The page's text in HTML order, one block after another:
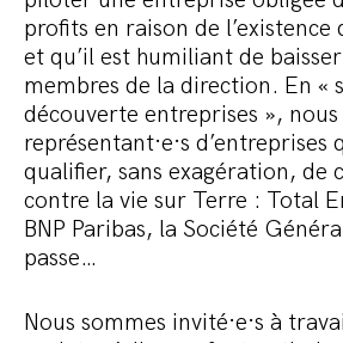
profits en raison de l’existence
et qu’il est humiliant de
membres de la direction. En «
découverte entreprises »,
représentant·e·s d’entreprises
qualifier, sans exagération, de
contre la vie sur Terre : Total
BNP Paribas, la Société
passe…
Nous sommes invité·e·s à